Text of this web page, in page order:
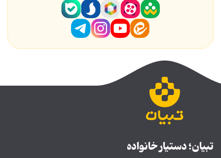
تبیان؛ دستیار خانواده